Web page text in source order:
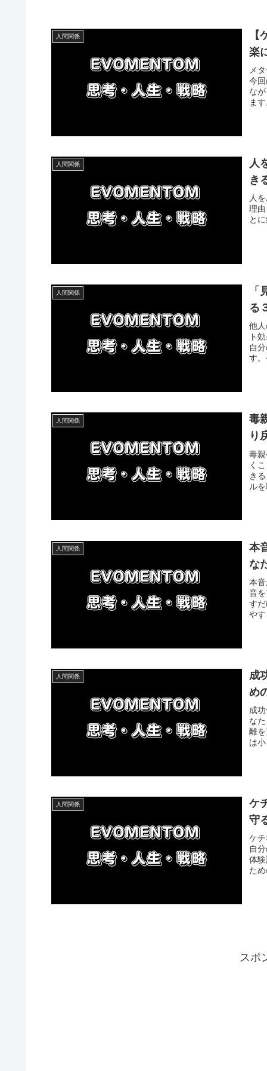
人間関係
楽
メ
今
な
ま
人間関係
人
き
人
理
と
人間関係
る
他
ト
自
す
人間関係
毒
り
毒
く
き
ル
人間関係
本
な
本
音
す
や
人間関係
成
め
成
な
離
は
人間関係
ケ
守
ケ
自
体
た
スポ